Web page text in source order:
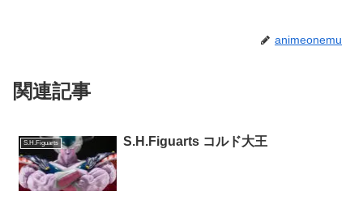
animeonemu
関連記事
S.H.Figuarts S.H.Figuarts コルド大王